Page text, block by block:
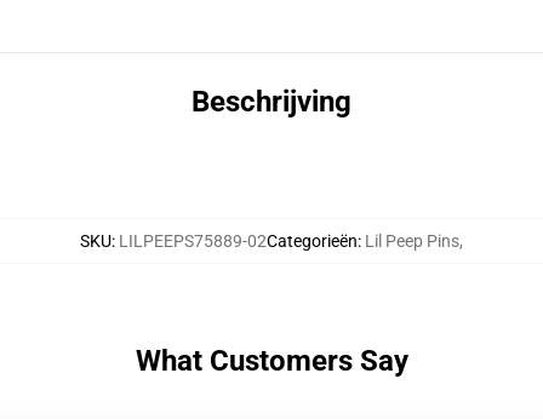
Beschrijving
SKU: LILPEEPS75889-02Categorieën: Lil Peep Pins,
What Customers Say